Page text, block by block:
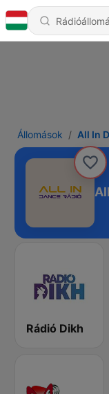
Állomások All In
Rádió Dikh